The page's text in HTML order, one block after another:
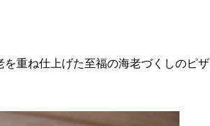
重ね仕上げた至福の海老づくしのピザ